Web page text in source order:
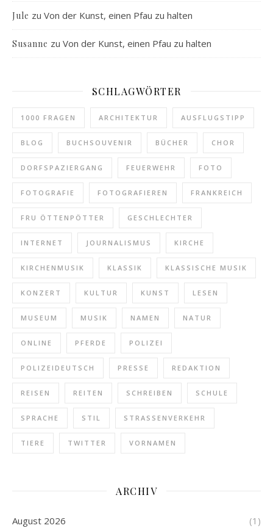
Jule zu Von der Kunst, einen Pfau zu halten
Susanne zu Von der Kunst, einen Pfau zu halten
SCHLAGWÖRTER
1000 FRAGEN ARCHITEKTUR AUSFLUGSTIPP
BLOG BUCHSOUVENIR BÜCHER CHOR
DORFSPAZIERGANG FEUERWEHR FOTO
FOTOGRAFIE FOTOGRAFIEREN FRANKREICH
FRU ÖTTENPÖTTER GESCHLECHTER
INTERNET JOURNALISMUS KIRCHE
KIRCHENMUSIK KLASSIK KLASSISCHE MUSIK
KONZERT KULTUR KUNST LESEN
MUSEUM MUSIK NAMEN NATUR
ONLINE PFERDE POLIZEI
POLIZEIDEUTSCH PRESSE REDAKTION
REISEN REITEN SCHREIBEN SCHULE
SPRACHE STIL STRASSENVERKEHR
TIERE TWITTER VORNAMEN
ARCHIV
August 2026 (1)